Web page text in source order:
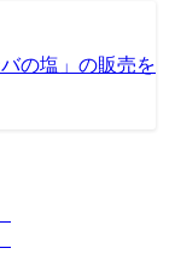
の塩」の販売を